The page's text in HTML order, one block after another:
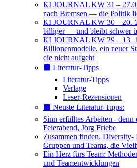
KI JOURNAL KW 31 –
nach Bremsen — die Politik
KI JOURNAL KW 30 – 20.-
billiger — und bleibt schwer
KI JOURNAL KW 29 – 13.-
Billionenmodelle, ein neuer
die nicht aufgeht
⬛️ Literatur-Tipps
Literatur-Tipps
Verlage
Leser-Rezensionen
⬛️ Neuste Literatur-Tipps:
Sinn erfülltes Arbeiten - denn
Feierabend, Jörg Friebe
Zusammen finden, Diversity-
Gruppen und Teams, die
Ein Herz fürs Team:
und Teamentwicklungen